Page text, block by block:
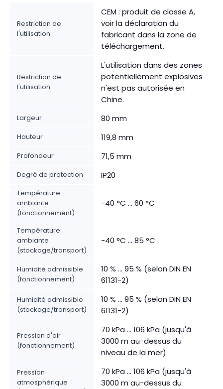
Restriction de
l'utilisation
CEM : produit de classe A,
voir la déclaration du
fabricant dans la zone de
téléchargement.
Restriction de
l'utilisation
L'utilisation dans des zones
potentiellement explosives
n'est pas autorisée en
Chine.
Largeur 80 mm
Hauteur 119,8 mm
Profondeur 71,5 mm
Degré de protection IP20
Température
ambiante
(fonctionnement)
-40 °C ... 60 °C
Température
ambiante
(stockage/transport)
-40 °C ... 85 °C
Humidité admissible
(fonctionnement)
10 % ... 95 % (selon DIN EN
61131-2)
Humidité admissible
(stockage/transport)
10 % ... 95 % (selon DIN EN
61131-2)
Pression d'air
(fonctionnement)
70 kPa ... 106 kPa (jusqu'à
3000 m au-dessus du
niveau de la mer)
Pression
atmosphérique
70 kPa ... 106 kPa (jusqu'à
3000 m au-dessus du